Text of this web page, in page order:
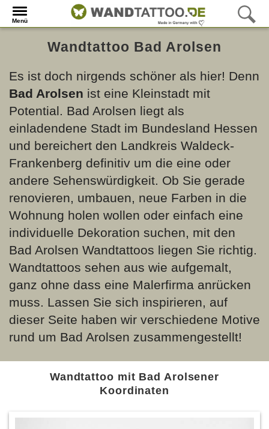
Menü
Wandtattoo Bad Arolsen
Es ist doch nirgends schöner als hier! Denn
Bad Arolsen ist eine Kleinstadt mit
Potential. Bad Arolsen liegt als
einladendene Stadt im Bundesland Hessen
und bereichert den Landkreis Waldeck-
Frankenberg definitiv um die eine oder
andere Sehenswürdigkeit. Ob Sie gerade
renovieren, umbauen, neue Farben in die
Wohnung holen wollen oder einfach eine
individuelle Dekoration suchen, mit den
Bad Arolsen Wandtattoos liegen Sie richtig.
Wandtattoos sehen aus wie aufgemalt,
ganz ohne dass eine Malerfirma anrücken
muss. Lassen Sie sich inspirieren, auf
dieser Seite haben wir verschiedene Motive
rund um Bad Arolsen zusammengestellt!
Wandtattoo mit Bad Arolsener
Koordinaten